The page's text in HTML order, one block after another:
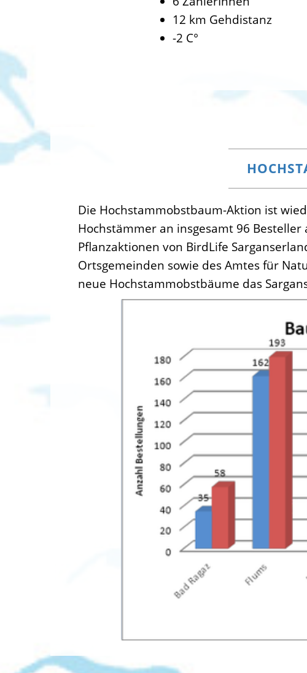
12 km Gehdistanz
-2 C°
Die Hochstammobstbaum-Aktion ist
Hochstämmer an insgesamt 96
Pflanzaktionen von BirdLife
Ortsgemeinden sowie des Amtes für
neue Hochstammobstbäume das